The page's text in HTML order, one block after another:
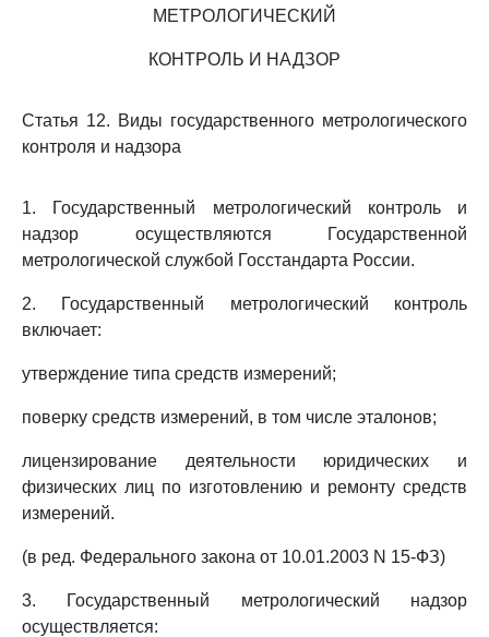
МЕТРОЛОГИЧЕСКИЙ
КОНТРОЛЬ И НАДЗОР
Статья 12. Виды государственного метрологического
контроля и надзора
1. Государственный метрологический контроль и
надзор осуществляются Государственной
метрологической службой Госстандарта России.
2. Государственный метрологический контроль
включает:
утверждение типа средств измерений;
поверку средств измерений, в том числе эталонов;
лицензирование деятельности юридических и
физических лиц по изготовлению и ремонту средств
измерений.
(в ред. Федерального закона от 10.01.2003 N 15-ФЗ)
3. Государственный метрологический надзор
осуществляется: